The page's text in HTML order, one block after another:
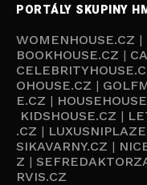
PORTÁLY SKUPINY
WOMENHOUSE.CZ |
BOOKHOUSE.CZ |
OHOUSE.CZ |
E.CZ |
KIDSHOUSE.CZ |
.CZ |
SIKAVARNY.CZ |
Z |
RVIS.CZ